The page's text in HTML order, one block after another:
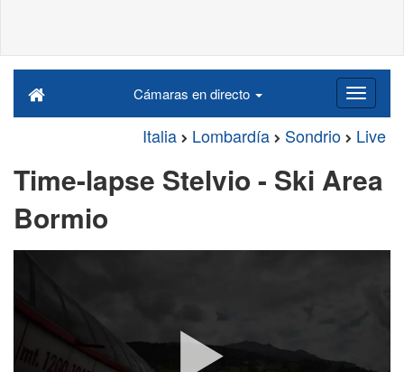
Cámaras en directo
Italia Lombardía Sondrio Live
Time-lapse Stelvio - Ski Area
Bormio